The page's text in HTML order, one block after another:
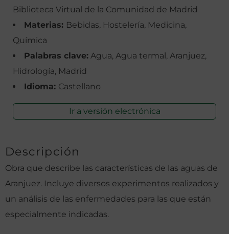
Biblioteca Virtual de la Comunidad de Madrid
Materias: Bebidas, Hostelería, Medicina,
Química
Palabras clave: Agua, Agua termal, Aranjuez,
Hidrología, Madrid
Idioma: Castellano
Ir a versión electrónica
Descripción
Obra que describe las características de las aguas de
Aranjuez. Incluye diversos experimentos realizados y
un análisis de las enfermedades para las que están
especialmente indicadas.